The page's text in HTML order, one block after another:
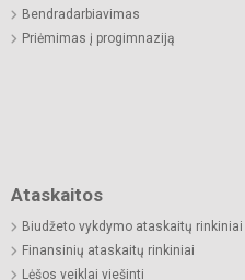
Bendradarbiavimas
Priėmimas į progimnaziją
Ataskaitos
Biudžeto vykdymo ataskaitų rinkiniai
Finansinių ataskaitų rinkiniai
Lėšos veiklai viešinti